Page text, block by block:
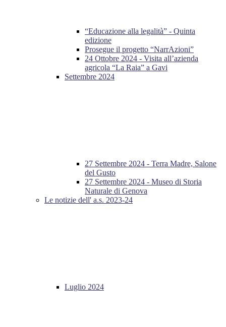
“Educazione alla legalità” - Quinta
edizione
Prosegue il progetto “NarrAzioni”
24 Ottobre 2024 - Visita all’azienda
agricola “La Raia” a Gavi
Settembre 2024
27 Settembre 2024 - Terra Madre, Salone
del Gusto
27 Settembre 2024 - Museo di Storia
Naturale di Genova
Le notizie dell' a.s. 2023-24
Luglio 2024